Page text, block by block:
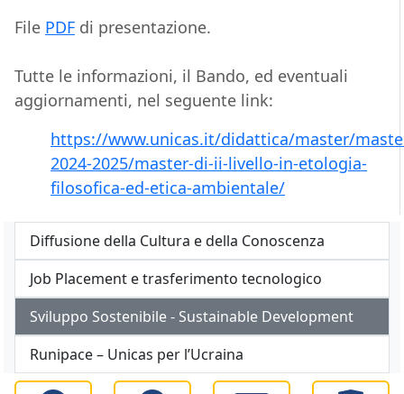
File PDF di presentazione.
Tutte le informazioni, il Bando, ed eventuali
aggiornamenti, nel seguente link:
https://www.unicas.it/didattica/master/
2024-2025/master-di-ii-livello-in-etologia-
filosofica-ed-etica-ambientale/
Diffusione della Cultura e della Conoscenza
Job Placement e trasferimento tecnologico
Sviluppo Sostenibile - Sustainable Development
Runipace – Unicas per l’Ucraina